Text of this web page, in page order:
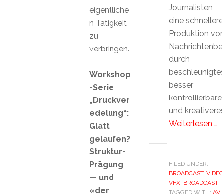
Journalisten
eine
Produktion
durch
besser
und
Weiterlesen …
FILED UNDER:
BROADCAST,
VFX, BROADCAST
TAGGED WITH:
eigentliche
n Tätigkeit
zu
verbringen.
Workshop
-Serie
„Druckver
edelung“:
Glatt
gelaufen?
Struktur-
Prägung
— und
«der